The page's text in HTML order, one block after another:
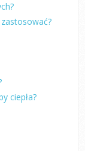
ciepła?